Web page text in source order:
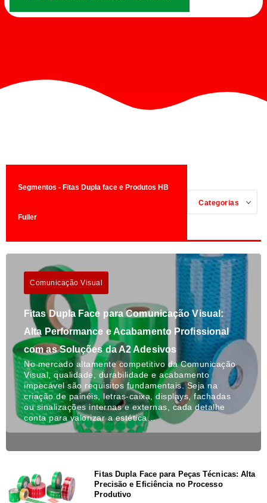
Segmentos - Fitas Dupla face e Produtos HB
Fuller
Categorias
Comunicação Visual
Fitas Dupla Face para Comunicação Visual:
Alta Performance e Acabamento Profissional
com as Soluções da A2 Adesivos
No mercado altamente competitivo da Comunicação
Visual, qualidade, durabilidade e acabamento
impecável são requisitos fundamentais. Seja na
criação de painéis, letras-caixa, displays, fachadas
ou sinalizações internas e externas, cada detalhe
conta para valorizar a estética…
Fitas Dupla Face para Peças Técnicas: Alta
Precisão e Eficiência no Processo
Produtivo